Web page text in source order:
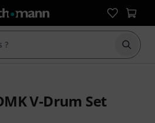
V-Drum Set
sur 5 d'après 63 évaluations clients